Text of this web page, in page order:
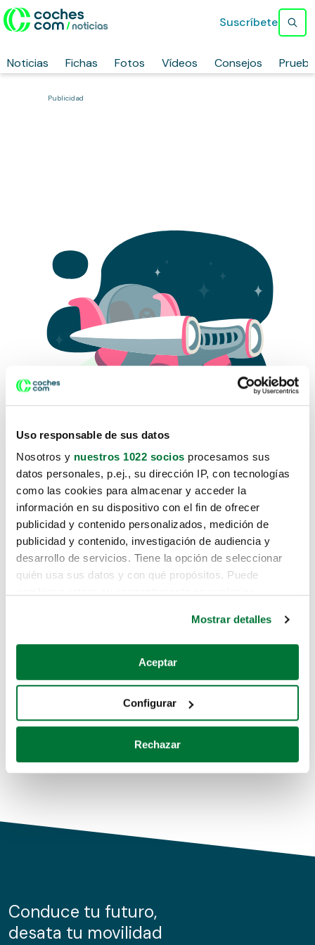
Uso responsable de sus datos
Nosotros y nuestros 1022 socios procesamos sus
datos personales, p.ej., su dirección IP, con tecnologías
como las cookies para almacenar y acceder la
información en su dispositivo con el fin de ofrecer
publicidad y contenido personalizados, medición de
publicidad y contenido, investigación de audiencia y
desarrollo de servicios. Tiene la opción de seleccionar
quién usa sus datos y con qué propósitos. Puede
Si lo permite, también quisiéramos:
Recopilar información sobre su ubicación geográfica
Identificar su dispositivo analizándolo activamente
para buscar características específicas (huellas
Obtenga más información sobre cómo se procesan sus
de cookies.
información sobre el uso que haga del sitio web con
nuestros partners de redes sociales, publicidad y análisis
Mostrar detalles
Aceptar
Configurar
Rechazar
Noticias Fichas Fotos Vídeos Consejos
Suscríbete
Publicidad
Lo sentimos, no sabemos como
te hemos traido hasta aquí.
Pero puedes encontrar el coche que estás
buscando en alguno de estos enlaces:
Coches de segunda mano
Coches de km0
Conduce tu futuro,
desata tu movilidad